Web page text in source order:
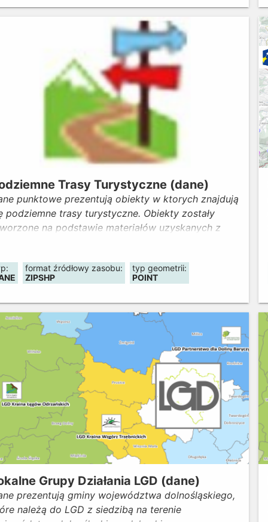
jest Pani Aleksandra Bodylska. Na mapie
zostały schroniska, fundacje lub
w których zwierzęta różnych
otoczone są podstawową opieką
Mapę uzupełniono warstwą
dolnośląskie ośrodki leczenia i
dzikich zwierząt, która została
przez pracowników Wydziału Geodezji
UMWD. Mapę zaktualizowano o instytucje
usługi prawne w zakresie pomocy
jak również o stowarzyszenia i fundacje
Mapę uaktualniono o przychodnie, gabinety i
weterynaryjne świadczące usługi w niedziele,
oraz pełniące dyżury. Aktualność danych 2026
Trasy Turystyczne (dane)
punktowe prezentują obiekty w ktorych znajdują
podziemne trasy turystyczne. Obiekty zostały
na podstawie materiałów uzyskanych z
"Jaskinie Polski" pochodzących z
Instytutu Geologicznego. Dane zostały
format źródłowy zasobu:
ZIPSHP
typ geometrii:
POINT
Grupy Działania LGD (dane)
prezentują gminy województwa dolnośląskiego,
należą do LGD z siedzibą na terenie